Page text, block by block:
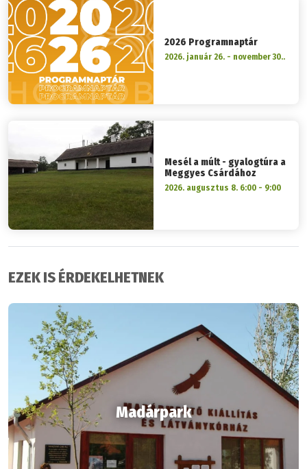
2026 Programnaptár
2026. január 26. - november 30..
Mesél a múlt - gyalogtúra a
Meggyes Csárdához
2026. augusztus 8. 6:00 - 9:00
EZEK IS ÉRDEKELHETNEK
Madárpark